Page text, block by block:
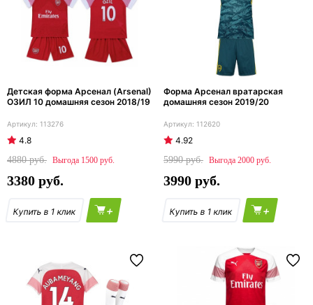
Детская форма Арсенал (Arsenal)
ОЗИЛ 10 домашняя сезон 2018/19
113276
4.8
4880
1500
3380
+
Форма Арсенал вратарская
домашняя сезон 2019/20
112620
4.92
5990
2000
3990
+